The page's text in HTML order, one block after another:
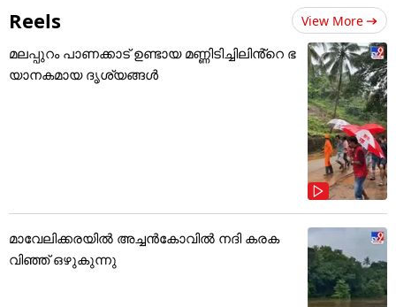
Reels View More
മലപ്പുറം പാണക്കാട് ഉണ്ടായ മണ്ണിടിച്ചിലിൻ്റെ ഭ
യാനകമായ ദൃശ്യങ്ങൾ
മാവേലിക്കരയിൽ അച്ചൻകോവിൽ നദി കരക
വിഞ്ഞ് ഒഴുകുന്നു